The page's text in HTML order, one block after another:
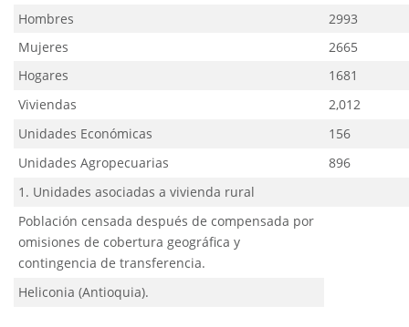
Hombres
2993
Mujeres
2665
Hogares
1681
Viviendas
2,012
Unidades Económicas
156
Unidades Agropecuarias
896
1. Unidades asociadas a vivienda rural
Población censada después de compensada por
omisiones de cobertura geográfica y
contingencia de transferencia.
Heliconia (Antioquia).